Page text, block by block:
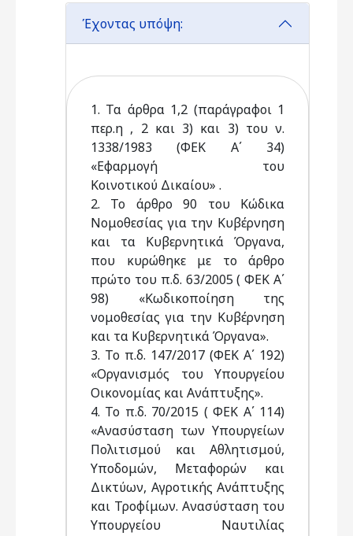
Έχοντας υπόψη:
1. Τα άρθρα 1,2 (παράγραφοι 1
περ.η , 2 και 3) και 3) του ν.
1338/1983 (ΦΕΚ Α΄ 34)
«Εφαρμογή του
Κοινοτικού Δικαίου» .
2. Το άρθρο 90 του Κώδικα
Νομοθεσίας για την Κυβέρνηση
και τα Κυβερνητικά Όργανα,
που κυρώθηκε με το άρθρο
πρώτο του π.δ. 63/2005 ( ΦΕΚ Α΄
98) «Κωδικοποίηση της
νομοθεσίας για την Κυβέρνηση
και τα Κυβερνητικά Όργανα».
3. Το π.δ. 147/2017 (ΦΕΚ Α΄ 192)
«Οργανισμός του Υπουργείου
Οικονομίας και Ανάπτυξης».
4. Το π.δ. 70/2015 ( ΦΕΚ Α΄ 114)
«Ανασύσταση των Υπουργείων
Πολιτισμού και Αθλητισμού,
Υποδομών, Μεταφορών και
Δικτύων, Αγροτικής Ανάπτυξης
και Τροφίμων. Ανασύσταση του
Υπουργείου Ναυτιλίας